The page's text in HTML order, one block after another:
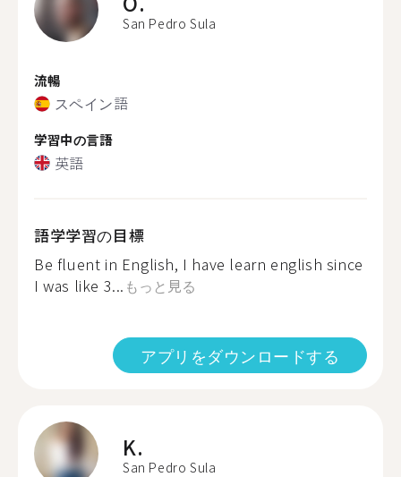
San Pedro Sula
流暢
スペイン語
学習中の言語
英語
語学学習の目標
Be fluent in English, I have learn english since
I was like 3... もっと見る
アプリをダウンロードする
K.
San Pedro Sula